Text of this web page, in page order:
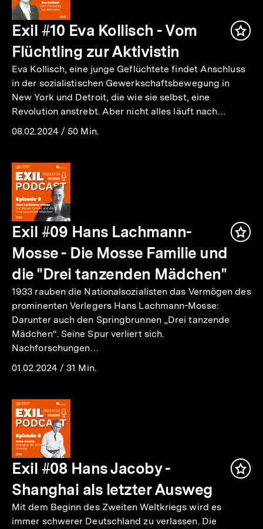
Exil #10 Eva Kollisch - Vom
Flüchtling zur Aktivistin
Eva Kollisch, eine junge Geflüchtete findet Anschluss
in der sozialistischen Gewerkschaftsbewegung in
New York und Detroit, die wie sie selbst, eine
Revolution anstrebt. Aber nicht alles läuft nach…
08.02.2024 / 50 Min.
Exil #09 Hans Lachmann-
Mosse - Die Mosse Familie und
die "Drei tanzenden Mädchen"
1933 rauben die Nationalsozialisten das Vermögen des
prominenten Verlegers Hans Lachmann-Mosse:
Darunter auch den Springbrunnen „Drei tanzende
Mädchen“. Seine Spur verliert sich.
Nachforschungen…
01.02.2024 / 31 Min.
Exil #08 Hans Jacoby -
Shanghai als letzter Ausweg
Mit dem Beginn des Zweiten Weltkriegs wird es
immer schwerer Deutschland zu verlassen. Die